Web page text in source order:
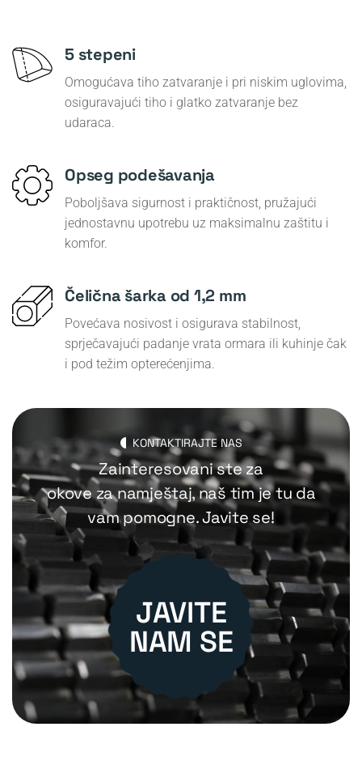
5 stepeni
Omogućava tiho zatvaranje i pri niskim uglovima,
osiguravajući tiho i glatko zatvaranje bez
udaraca.
Opseg podešavanja
Poboljšava sigurnost i praktičnost, pružajući
jednostavnu upotrebu uz maksimalnu zaštitu i
komfor.
Čelična šarka od 1,2 mm
Povećava nosivost i osigurava stabilnost,
sprječavajući padanje vrata ormara ili kuhinje čak
i pod težim opterećenjima.
KONTAKTIRAJTE NAS
Zainteresovani ste za
okove za namještaj, naš tim je tu da
vam pomogne. Javite se!
JAVITE
NAM SE